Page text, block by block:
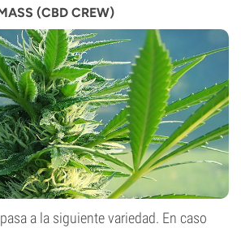
(CBD CREW)
a la siguiente variedad. En caso